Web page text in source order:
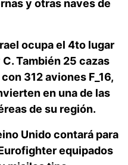
y otras naves de
ocupa el 4to lugar
También 25 cazas
312 aviones F_16,
en una de las
de su región.
Unido contará para
equipados